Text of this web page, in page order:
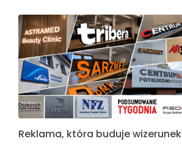
Reklama, która buduje wizerunek